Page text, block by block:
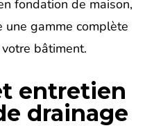
fondation de maison,
une gamme complète
bâtiment.
entretien
drainage